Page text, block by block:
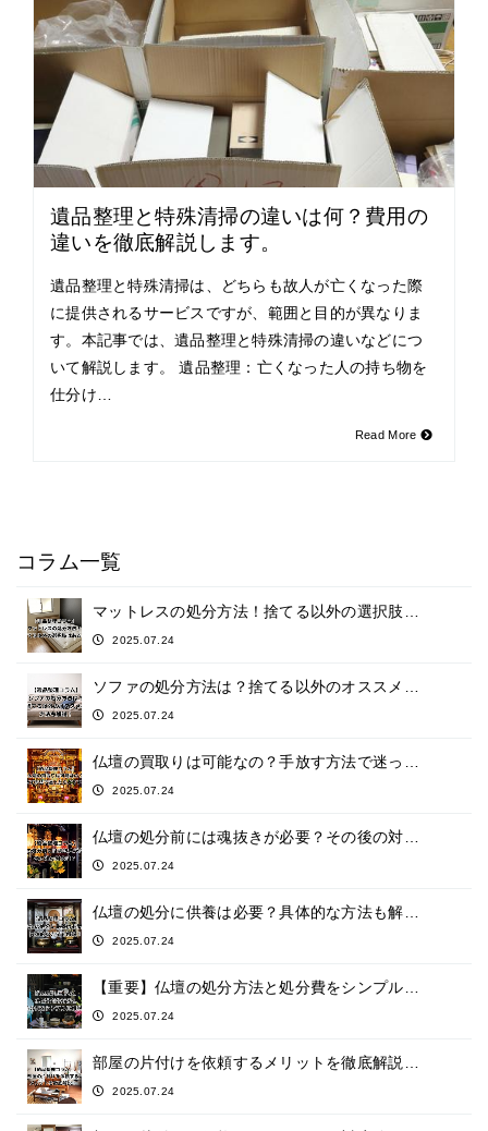
遺品整理と特殊清掃の違いは何？費用の
違いを徹底解説します。
遺品整理と特殊清掃は、どちらも故人が亡くなった際
に提供されるサービスですが、範囲と目的が異なりま
す。本記事では、遺品整理と特殊清掃の違いなどにつ
いて解説します。 遺品整理：亡くなった人の持ち物を
仕分け…
Read More
コラム一覧
マットレスの処分方法！捨てる以外の選択肢…
2025.07.24
ソファの処分方法は？捨てる以外のオススメ…
2025.07.24
仏壇の買取りは可能なの？手放す方法で迷っ…
2025.07.24
仏壇の処分前には魂抜きが必要？その後の対…
2025.07.24
仏壇の処分に供養は必要？具体的な方法も解…
2025.07.24
【重要】仏壇の処分方法と処分費をシンプル…
2025.07.24
部屋の片付けを依頼するメリットを徹底解説…
2025.07.24